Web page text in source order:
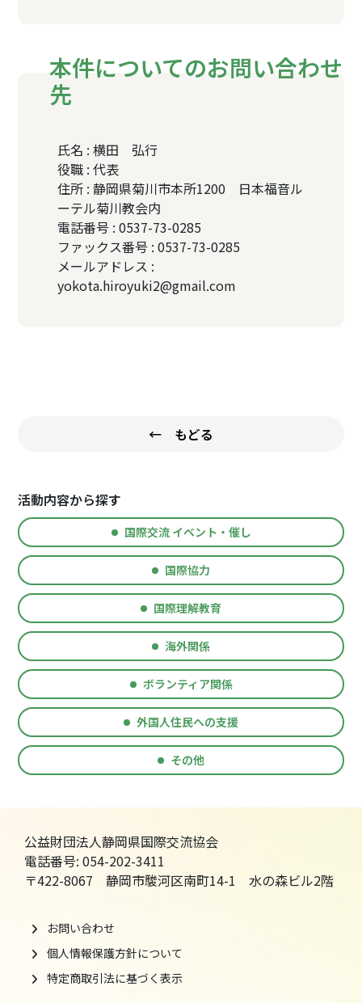
← もどる
活動内容から探す
国際交流 イベント・催し
国際協力
国際理解教育
海外関係
ボランティア関係
外国人住民への支援
その他
本件についてのお問い合わせ
先
氏名 : 横田 弘行
役職 : 代表
住所 : 静岡県菊川市本所1200 日本福音ル
ーテル菊川教会内
電話番号 : 0537-73-0285
ファックス番号 : 0537-73-0285
メールアドレス :
yokota.hiroyuki2@gmail.com
公益財団法人静岡県国際交流協会
電話番号: 054-202-3411
〒422-8067 静岡市駿河区南町14-1 水の森ビル2階
お問い合わせ
個人情報保護方針について
特定商取引法に基づく表示